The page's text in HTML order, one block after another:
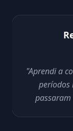
"Aprendi a
períodos